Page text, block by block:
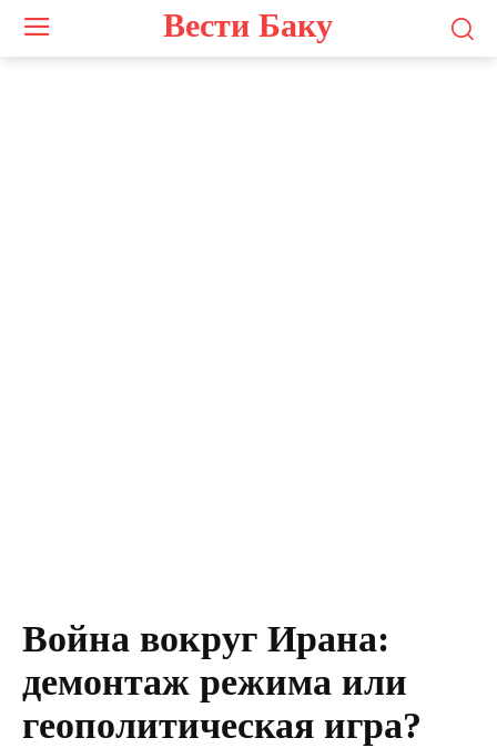
Вести Баку
Война вокруг Ирана:
демонтаж режима или
геополитическая игра?